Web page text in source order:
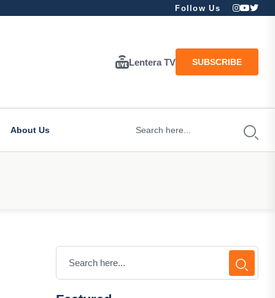
Follow Us
Lentera TV SUBSCRIBE
About Us